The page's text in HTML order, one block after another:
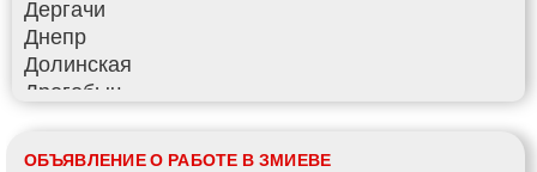
ОБЪЯВЛЕНИЕ О РАБОТЕ В ЗМИЕВЕ
Дергачи
Днепр
Долинская
Дрогобыч
Фонтанка